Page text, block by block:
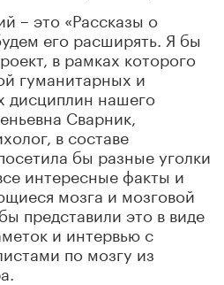
– это «Рассказы о
его расширять. Я бы
в рамках которого
гуманитарных и
дисциплин нашего
Сварник,
в составе
бы разные уголки
интересные факты и
мозга и мозговой
представили это в виде
и интервью с
по мозгу из